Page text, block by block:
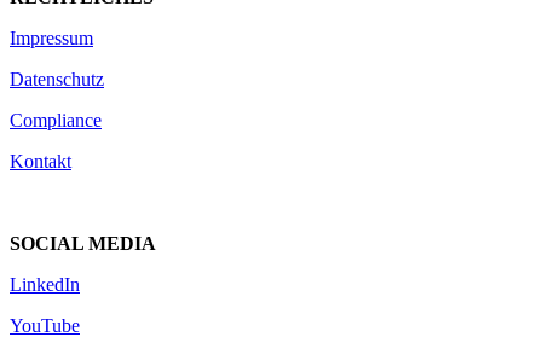
Impressum
Datenschutz
Compliance
Kontakt
SOCIAL MEDIA
LinkedIn
YouTube